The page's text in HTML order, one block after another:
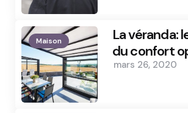
Maison
La véranda:
du confort
mars 26, 2020